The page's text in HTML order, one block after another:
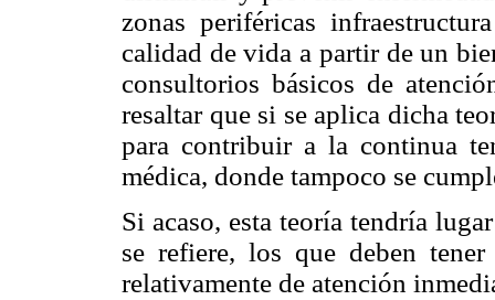
zonas periféricas
calidad de vida a partir de un
consultorios básicos de
resaltar que si se aplica dicha
para contribuir a la continua
médica, donde tampoco se
Si acaso, esta teoría tendría
se refiere, los que deben
relativamente de atención